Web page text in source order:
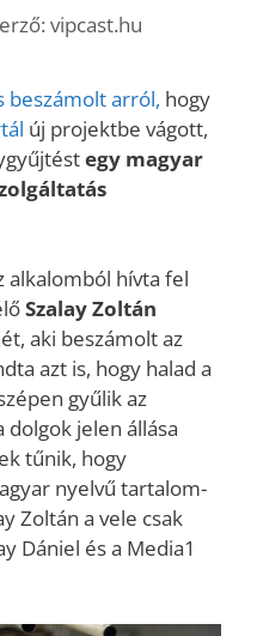
vipcast.hu
beszámolt arról, hogy
új projektbe vágott,
egy magyar
alkalomból hívta fel
Szalay Zoltán
aki beszámolt az
azt is, hogy halad a
gyűlik az
dolgok jelen állása
tűnik, hogy
nyelvű tartalom-
Zoltán a vele csak
Dániel és a Media1